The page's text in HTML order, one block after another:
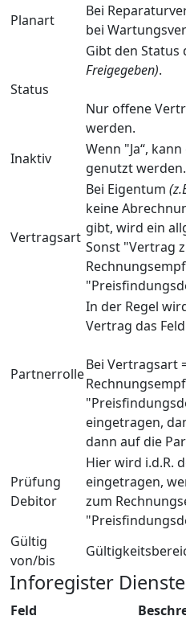
Planart
Bei
bei
Status
Gibt den Status
Freigegeben).
Nur offene
werden.
Inaktiv
Wenn "Ja“,
genutzt werden.
Vertragsart
Bei Eigentum
keine
gibt, wird ein
Sonst "Vertrag
Partnerrolle
In der Regel
Vertrag das
Bei Vertragsart
eingetragen,
dann auf die
Prüfung
Debitor
Hier wird i.d.R.
eingetragen,
zum
Gültig
von/bis
Inforegister Dienste
Feld